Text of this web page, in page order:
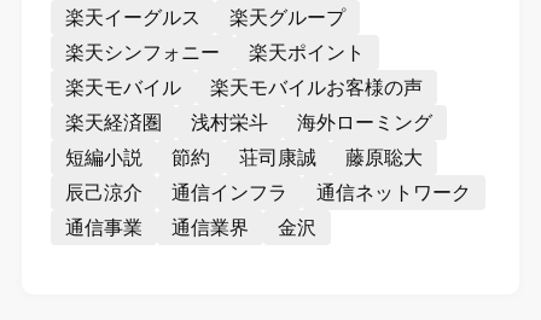
楽天イーグルス
楽天グループ
楽天シンフォニー
楽天ポイント
楽天モバイル
楽天モバイルお客様の声
楽天経済圏
浅村栄斗
海外ローミング
短編小説
節約 荘司康誠
藤原聡大
辰己涼介
通信インフラ
通信ネットワーク
通信事業
通信業界 金沢